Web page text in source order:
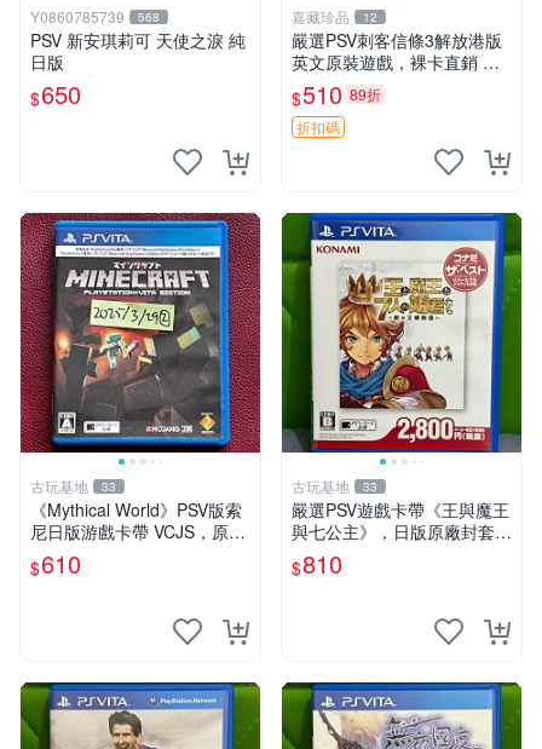
Y0860785739 568
PSV 新安琪莉可 天使之淚 純
日版
$650
嘉藏珍品 12
嚴選PSV刺客信條3解放港版
英文原裝遊戲，裸卡直銷 刺
客信條3 游戲 港版游戲
$510 89折
折扣碼
古玩基地 33
《Mythical World》PSV版索
尼日版游戲卡帶 VCJS，原裝
進口帶全盒說明書，支持主機
運行。Mythical World PSV
$610
古玩基地 33
嚴選PSV遊戲卡帶《王與魔王
與七公主》，日版原廠封套，
雙面精美封面，實測暢玩無障
礙。久藏家中，輕微使用痕
估。古董級遊戲限量收
$810